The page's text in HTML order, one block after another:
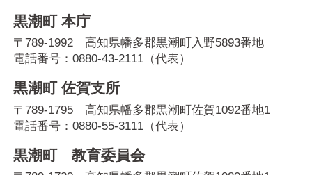
黒潮町 本庁
〒789-1992 高知県幡多郡黒潮町入野5893番地
電話番号：0880-43-2111 （代表）
黒潮町 佐賀支所
〒789-1795 高知県幡多郡黒潮町佐賀1092番地1
電話番号：0880-55-3111 （代表）
黒潮町 教育委員会